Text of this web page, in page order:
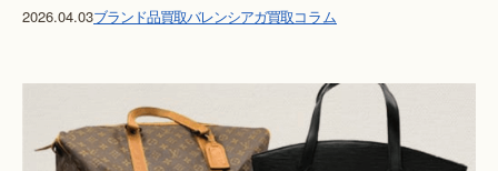
2026.04.03ブランド品買取バレンシアガ買取コラム